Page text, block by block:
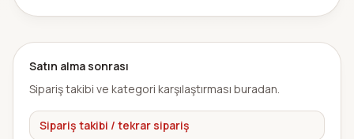
Satın alma sonrası
Sipariş takibi ve kategori karşılaştırması buradan.
Sipariş takibi / tekrar sipariş